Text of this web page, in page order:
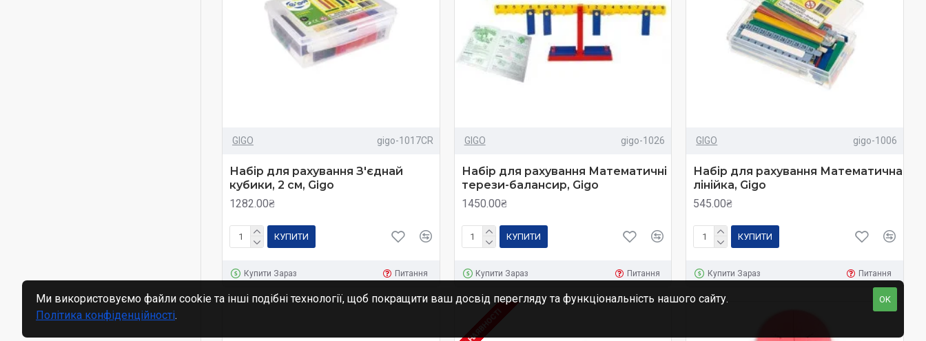
GIGO gigo-1017CR
Набір для рахування З'єднай
кубики, 2 см, Gigo
1282.00₴
КУПИТИ
Купити Зараз Питання
GIGO gigo-1026
Набір для рахування Математичні
терези-балансир, Gigo
1450.00₴
КУПИТИ
Купити Зараз Питання
GIGO gigo-1006
Набір для рахування Математична
лінійка, Gigo
545.00₴
КУПИТИ
Купити Зараз Питання
В НАЯВНОСТІ
OK
Ми використовуємо файли cookie та інші подібні технології, щоб покращити ваш досвід перегляду та функціональність нашого сайту.
Політика конфіденційності.